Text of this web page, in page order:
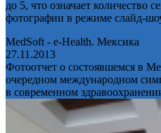
до 5, что означает количество
фотографии в режиме слайд-
MedSoft - e-Health. Мексика
27.11.2013
Фотоотчет о состоявшемся в
очередном международном
в современном